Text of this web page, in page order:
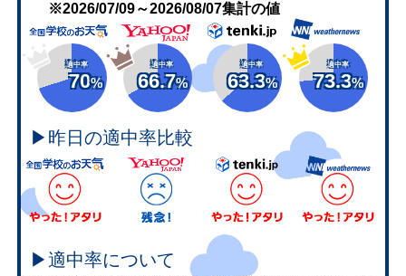
※2026/07/09～2026/08/07集計の値
適中率
70%
適中率
66.7%
適中率
63.3%
適中率
73.3%
▶昨日の適中率比較
▶適中率について